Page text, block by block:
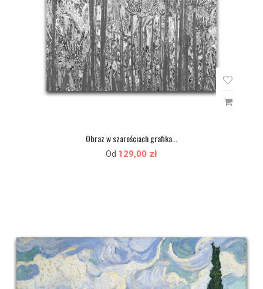
Obraz w szarościach grafika...
Od 129,00 zł